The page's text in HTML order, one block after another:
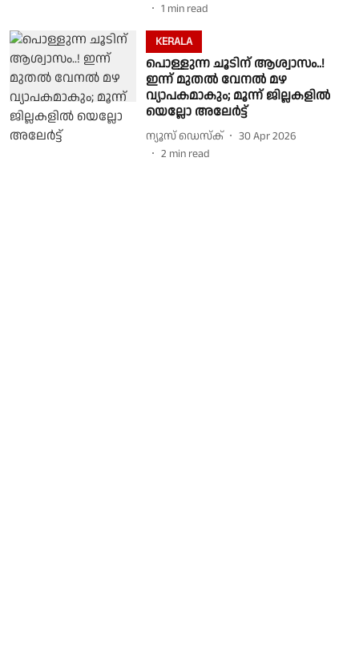
1 min read
KERALA
പൊള്ളുന്ന ചൂടിന് ആശ്വാസം..!
ഇന്ന് മുതൽ വേനൽ മഴ
വ്യാപകമാകും; മൂന്ന് ജില്ലകളിൽ
യെല്ലോ അലേർട്ട്
ന്യൂസ് ഡെസ്ക്
30 Apr 2026
2 min read